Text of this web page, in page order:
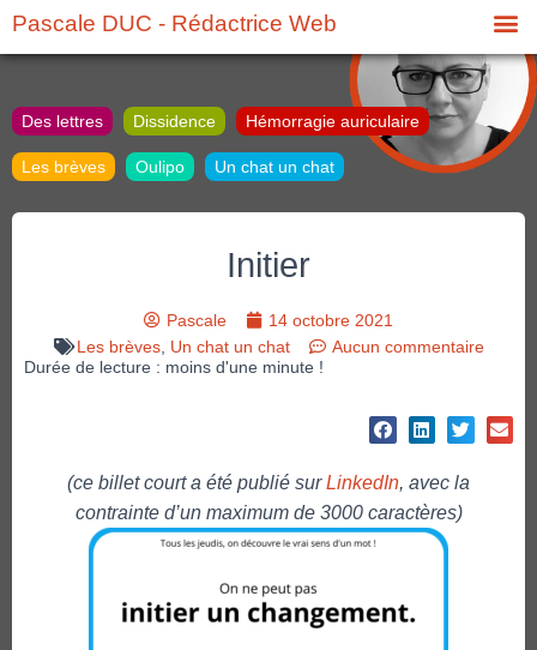
Pascale DUC - Rédactrice Web
Des lettres Dissidence Hémorragie auriculaire
Les brèves Oulipo Un chat un chat
Initier
Pascale
14 octobre 2021
Les brèves, Un chat un chat
Aucun commentaire
Durée de lecture : moins d'une minute !
(ce billet court a été publié surLinkedIn, avec la
contrainte d’un maximum de 3000 caractères)